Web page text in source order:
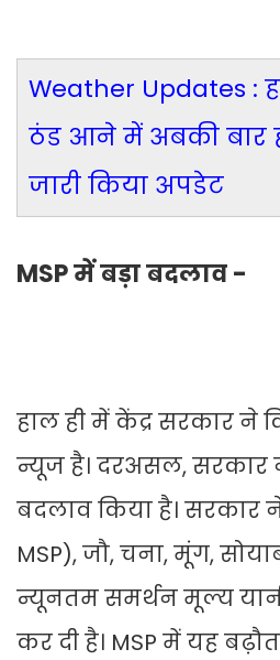
Weather Updates :
ठंड आने में अबकी बार
जारी किया अपडेट
MSP में बड़ा बदलाव -
हाल ही में केंद्र सरकार ने
न्यूज है। दरअसल, सरकार
बदलाव किया है। सरकार
MSP), जौ, चना, मूंग,
न्यूनतम समर्थन मूल्य
कर दी है। MSP में यह